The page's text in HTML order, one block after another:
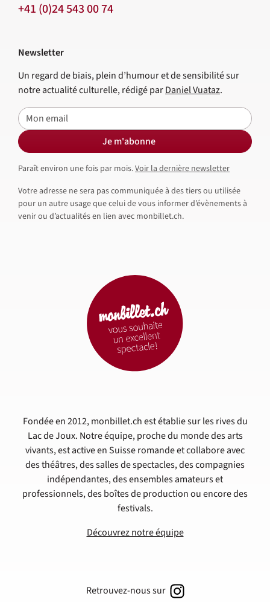
+41 (0)24 543 00 74
Fondée en 2012, monbillet.ch est établie sur les rives du
Lac de Joux. Notre équipe, proche du monde des arts
vivants, est active en Suisse romande et collabore avec
des théâtres, des salles de spectacles, des compagnies
indépendantes, des ensembles amateurs et
professionnels, des boîtes de production ou encore des
festivals.
Découvrez notre équipe
Newsletter
Un regard de biais, plein d’humour et de sensibilité sur
notre actualité culturelle, rédigé parDaniel Vuataz.
E-mail
Je m'abonne
Paraît environ une fois par mois.Voir la dernière newsletter
Votre adresse ne sera pas communiquée à des tiers ou utilisée
pour un autre usage que celui de vous informer d’évènements à
venir ou d’actualités en lien avec monbillet.ch.
Retrouvez-nous sur